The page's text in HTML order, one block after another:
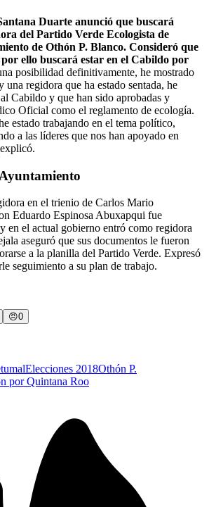
Duarte anunció que buscará
del Partido Verde Ecologista de
de Othón P. Blanco. Consideró que
ello buscará estar en el Cabildo por
posibilidad definitivamente, he mostrado
una regidora que ha estado sentada, he
Cabildo y que han sido aprobadas y
Oficial como el reglamento de ecología.
estado trabajando en el tema político,
a las líderes que nos han apoyado en
en el trienio de Carlos Mario
Eduardo Espinosa Abuxapqui fue
en el actual gobierno entró como regidora
aseguró que sus documentos le fueron
a la planilla del Partido Verde. Expresó
seguimiento a su plan de trabajo.
😠0
Elecciones 2018Othón P.
por Quintana Roo